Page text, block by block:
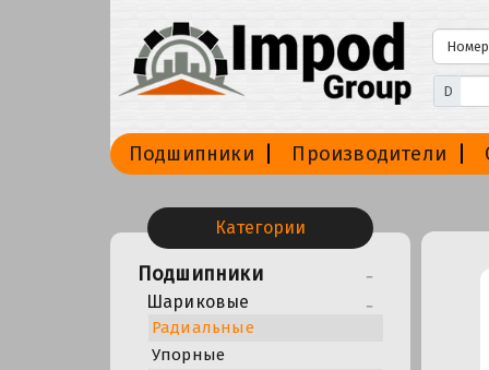
D
Подшипники Производители
Категории
Подшипники
Шариковые
Радиальные
Упорные